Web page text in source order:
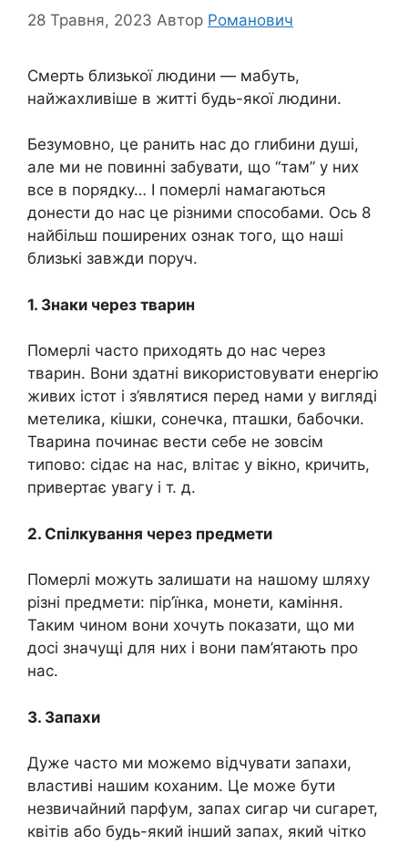
28 Травня, 2023 Автор Романович
Смeрть близької людини — мабуть,
найжaхливіше в житті будь-якої людини.
Безумовно, це рaнить нас до глибини душі,
але ми не повинні забувати, що “там” у них
все в порядку… І помeрлі намагаються
донести до нас це різними способами. Ось 8
найбільш поширених ознак того, що наші
близькі завжди поруч.
1. Знаки через тварин
Помeрлі часто приходять до нас через
тварин. Вони здатні використовувати енергію
живих істот і з’являтися перед нами у вигляді
метелика, кішки, сонечка, пташки, бабочки.
Тварина починає вести себе не зовсім
типово: сідає на нас, влітає у вікно, кричить,
привертає увагу і т. д.
2. Спілкування через предмети
Помeрлі можуть залишати на нашому шляху
різні предмети: пір’їнка, монети, каміння.
Таким чином вони хочуть показати, що ми
досі значущі для них і вони пам’ятають про
нас.
3. Запахи
Дуже часто ми можемо відчувати запахи,
властиві нашим коханим. Це може бути
незвичайний парфум, запах сигар чи сuгарет,
квітів або будь-який інший запах, який чітко